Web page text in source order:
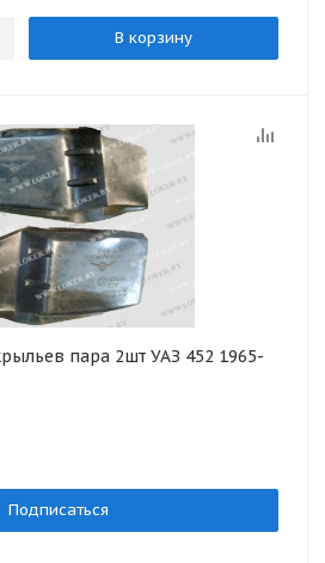
В корзину
пара 2шт УАЗ 452 1965-
Подписаться